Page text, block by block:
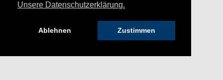
Unsere Datenschutzerklärung.
Ablehnen Zustimmen